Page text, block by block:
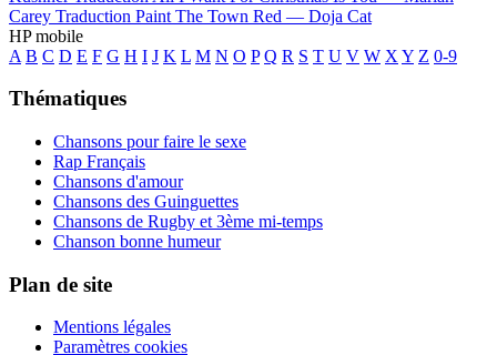
Carey Traduction Paint The Town Red — Doja Cat
HP mobile
A B C D E F G H I J K L M N O P Q R S T U V W X Y Z 0-9
Thématiques
Chansons pour faire le sexe
Rap Français
Chansons d'amour
Chansons des Guinguettes
Chansons de Rugby et 3ème mi-temps
Chanson bonne humeur
Plan de site
Mentions légales
Paramètres cookies